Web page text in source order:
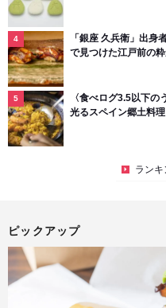
「銀座 久兵衛」出身
で見つけた江戸前の
〈食べログ3.5以下
光るスペイン郷土料理
ラン
ピックアップ